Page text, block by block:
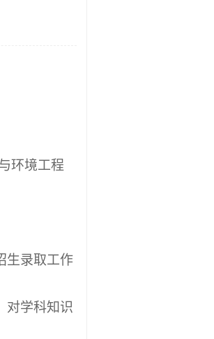
环境工程
生录取工作
对学科知识